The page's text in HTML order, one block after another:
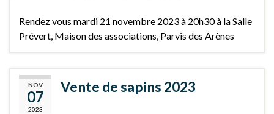
Rendez vous mardi 21 novembre 2023 à 20h30 à la Salle
Prévert, Maison des associations, Parvis des Arènes
NOV
07
2023
Vente de sapins 2023